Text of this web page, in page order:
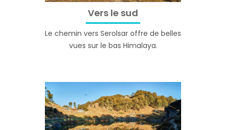
Vers le sud
Le chemin vers Serolsar offre de belles
vues sur le bas Himalaya.